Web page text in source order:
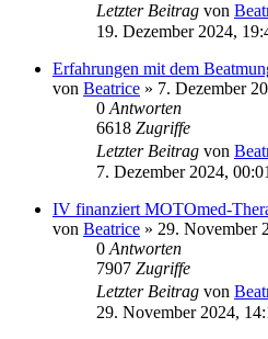
Letzter Beitrag von
19. Dezember 2024,
Erfahrungen mit dem
von Beatrice » 7. Dezember
0 Antworten
6618 Zugriffe
Letzter Beitrag von
7. Dezember 2024, 00:01
IV finanziert MOTOmed-
von Beatrice » 29. November
0 Antworten
7907 Zugriffe
Letzter Beitrag von
29. November 2024,